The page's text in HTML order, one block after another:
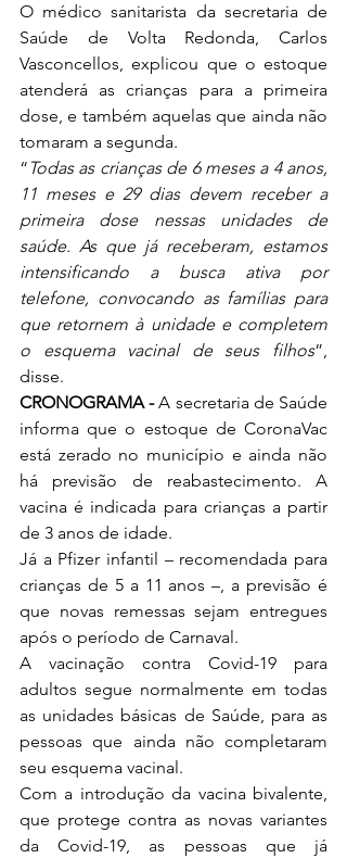
O médico sanitarista da secretaria de
Saúde de Volta Redonda, Carlos
Vasconcellos, explicou que o estoque
atenderá as crianças para a primeira
dose, e também aquelas que ainda não
tomaram a segunda.
“ Todas as crianças de 6 meses a 4 anos,
11 meses e 29 dias devem receber a
primeira dose nessas unidades de
saúde. As que já receberam, estamos
intensificando a busca ativa por
telefone, convocando as famílias para
que retornem à unidade e completem
o esquema vacinal de seus filhos”,
disse.
CRONOGRAMA - A secretaria de Saúde
informa que o estoque de CoronaVac
está zerado no município e ainda não
há previsão de reabastecimento. A
vacina é indicada para crianças a partir
de 3 anos de idade.
Já a Pfizer infantil – recomendada para
crianças de 5 a 11 anos –, a previsão é
que novas remessas sejam entregues
após o período de Carnaval.
A vacinação contra Covid-19 para
adultos segue normalmente em todas
as unidades básicas de Saúde, para as
pessoas que ainda não completaram
seu esquema vacinal.
Com a introdução da vacina bivalente,
que protege contra as novas variantes
da Covid-19, as pessoas que já